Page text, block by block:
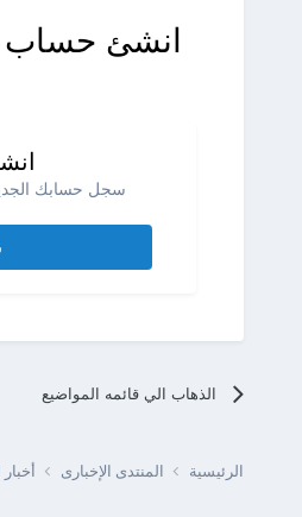
انشئ حساب
سجل حسابك
الذهاب الي قائمه المواضيع
الرئيسية المنتدى الإخبارى أخبار